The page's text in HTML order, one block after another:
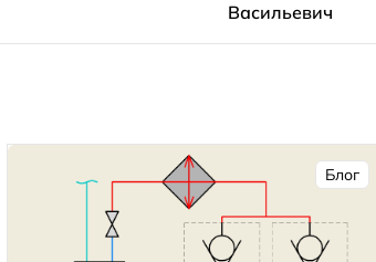
Васильевич
Блог